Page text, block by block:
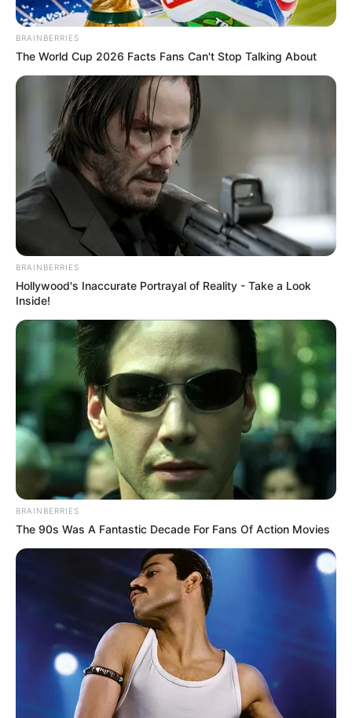
BRAINBERRIES
The World Cup 2026 Facts Fans Can't Stop Talking About
BRAINBERRIES
Hollywood's Inaccurate Portrayal of Reality - Take a Look
Inside!
BRAINBERRIES
The 90s Was A Fantastic Decade For Fans Of Action Movies